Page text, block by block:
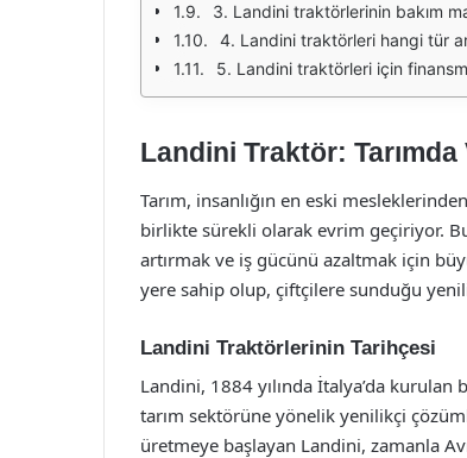
3. Landini traktörlerinin bakım
4. Landini traktörleri hangi tür
5. Landini traktörleri için
Landini Traktör:
Tarım, insanlığın en eski
birlikte sürekli olarak evrim geçiriyor.
artırmak ve iş gücünü azaltmak için
yere sahip olup, çiftçilere sunduğu
Landini Traktörlerinin Tarihçesi
Landini, 1884 yılında İtalya’da
tarım sektörüne yönelik yenilikçi
üretmeye başlayan Landini, zamanla